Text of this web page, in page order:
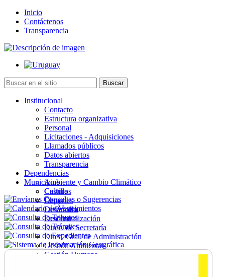
Inicio
Contáctenos
Transparencia
Institucional
Contacto
Estructura organizativa
Personal
Licitaciones - Adquisiciones
Llamados públicos
Datos abiertos
Transparencia
Dependencias
Ambiente y Cambio Climático
Cultura
Deportes
Desarrollo
Descentralización
Direc. de Secretaría
Direc. Gral. de Administración
Gestión Ambiental
Gestión Humana
Municipios
Castillos
Chuy
La Paloma
Lascano